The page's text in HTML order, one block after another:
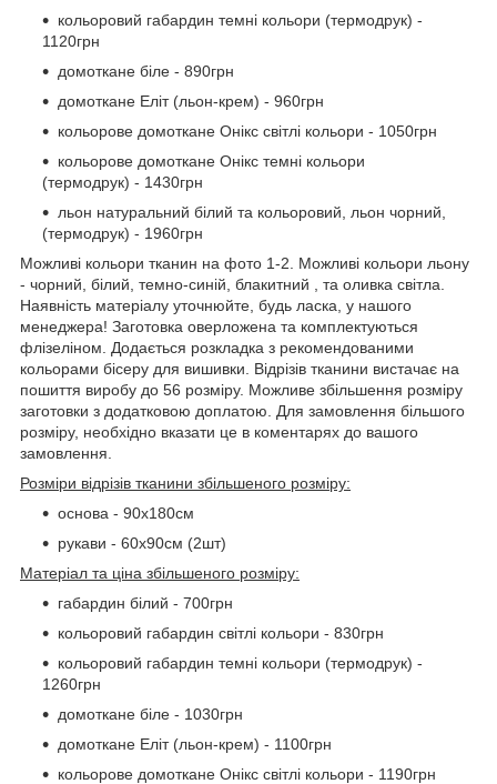
кольоровий габардин темні кольори (термодрук) -
1120грн
домоткане біле - 890грн
домоткане Еліт (льон-крем) - 960грн
кольорове домоткане Онікс світлі кольори - 1050грн
кольорове домоткане Онікс темні кольори
(термодрук) - 1430грн
льон натуральний білий та кольоровий, льон чорний,
(термодрук) - 1960грн
Можливі кольори тканин на фото 1-2. Можливі кольори льону
- чорний, білий, темно-синій, блакитний , та оливка світла.
Наявність матеріалу уточнюйте, будь ласка, у нашого
менеджера! Заготовка оверложена та комплектуються
флізеліном. Додається розкладка з рекомендованими
кольорами бісеру для вишивки. Відрізів тканини вистачає на
пошиття виробу до 56 розміру. Можливе збільшення розміру
заготовки з додатковою доплатою. Для замовлення більшого
розміру, необхідно вказати це в коментарях до вашого
замовлення.
Розміри відрізів тканини збільшеного розміру:
основа - 90х180см
рукави - 60х90см (2шт)
Матеріал та ціна збільшеного розміру:
габардин білий - 700грн
кольоровий габардин світлі кольори - 830грн
кольоровий габардин темні кольори (термодрук) -
1260грн
домоткане біле - 1030грн
домоткане Еліт (льон-крем) - 1100грн
кольорове домоткане Онікс світлі кольори - 1190грн